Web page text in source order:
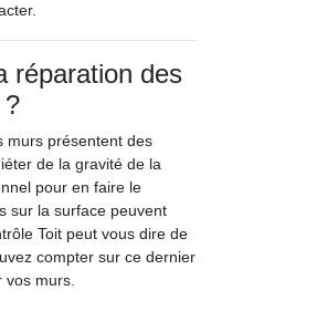
réparation des
?
murs présentent des
de la gravité de la
pour en faire le
sur la surface peuvent
Toit peut vous dire de
compter sur ce dernier
murs.